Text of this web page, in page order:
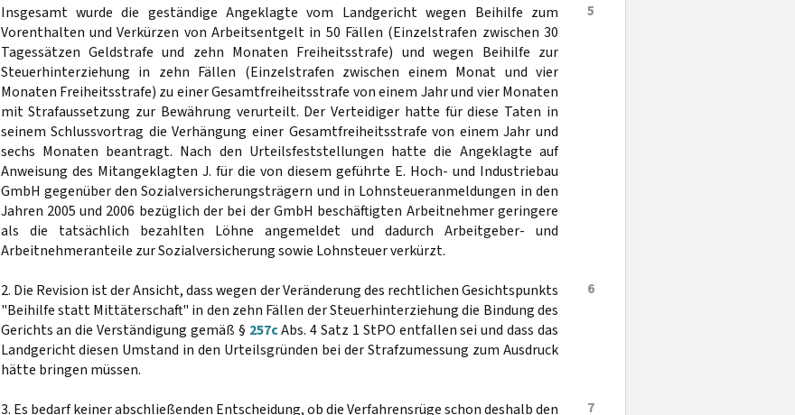
5
Insgesamt wurde die geständige Angeklagte vom Landgericht wegen Beihilfe zum
Vorenthalten und Verkürzen von Arbeitsentgelt in 50 Fällen (Einzelstrafen zwischen 30
Tagessätzen Geldstrafe und zehn Monaten Freiheitsstrafe) und wegen Beihilfe zur
Steuerhinterziehung in zehn Fällen (Einzelstrafen zwischen einem Monat und vier
Monaten Freiheitsstrafe) zu einer Gesamtfreiheitsstrafe von einem Jahr und vier Monaten
mit Strafaussetzung zur Bewährung verurteilt. Der Verteidiger hatte für diese Taten in
seinem Schlussvortrag die Verhängung einer Gesamtfreiheitsstrafe von einem Jahr und
sechs Monaten beantragt. Nach den Urteilsfeststellungen hatte die Angeklagte auf
Anweisung des Mitangeklagten J. für die von diesem geführte E. Hoch- und Industriebau
GmbH gegenüber den Sozialversicherungsträgern und in Lohnsteueranmeldungen in den
Jahren 2005 und 2006 bezüglich der bei der GmbH beschäftigten Arbeitnehmer geringere
als die tatsächlich bezahlten Löhne angemeldet und dadurch Arbeitgeber- und
Arbeitnehmeranteile zur Sozialversicherung sowie Lohnsteuer verkürzt.
6
2. Die Revision ist der Ansicht, dass wegen der Veränderung des rechtlichen Gesichtspunkts
"Beihilfe statt Mittäterschaft" in den zehn Fällen der Steuerhinterziehung die Bindung des
Gerichts an die Verständigung gemäß § 257cAbs. 4 Satz 1 StPO entfallen sei und dass das
Landgericht diesen Umstand in den Urteilsgründen bei der Strafzumessung zum Ausdruck
hätte bringen müssen.
7
3. Es bedarf keiner abschließenden Entscheidung, ob die Verfahrensrüge schon deshalb den